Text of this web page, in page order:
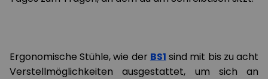
Ergonomische Stühle, wie der BS1 sind mit bis zu acht
Verstellmöglichkeiten ausgestattet, um sich an